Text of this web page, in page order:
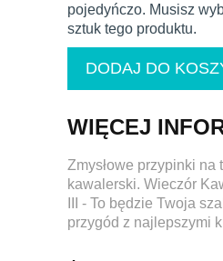
pojedyńczo. Musisz
sztuk tego produktu.
WIĘCEJ
Zmysłowe przypinki na
kawalerski. Wieczór
III - To będzie Twoja
przygód z najlepszymi